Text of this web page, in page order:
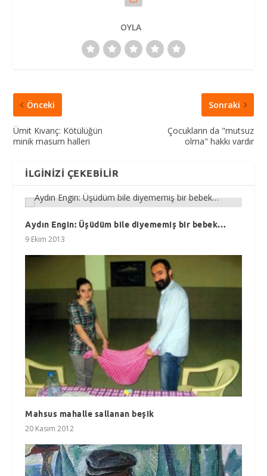
OYLA
Önceki
Ümit Kıvanç: Kötülüğün
minik masum halleri
Sonraki
Çocukların da "mutsuz
olma" hakkı vardır
İLGINIZI ÇEKEBILIR
Aydın Engin: Üşüdüm bile diyememiş bir bebek…
9 Ekim 2013
Mahsus mahalle sallanan beşik
20 Kasım 2012